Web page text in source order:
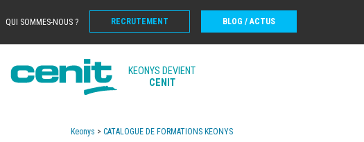
QUI SOMMES-NOUS ? RECRUTEMENT BLOG / ACTUS
KEONYS DEVIENT
CENIT
Keonys > CATALOGUE DE FORMATIONS KEONYS